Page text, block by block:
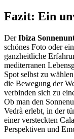
Fazit: Ein
DerIbiza
schönes Foto oder
ganzheitliche
mediterranen
Spot selbst zu
die Bewegung der
verbinden sich zu
Ob man den
Vedrà erlebt, in der
einer versteckten
Perspektiven und